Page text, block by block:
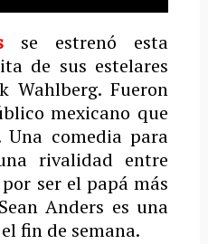
se estrenó esta
de sus estelares
Wahlberg. Fueron
mexicano que
Una comedia para
rivalidad entre
ser el papá más
Anders es una
fin de semana.